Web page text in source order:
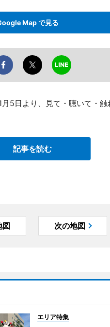
Map で見る
5日より、見て・聴いて・
記事を読む
図 次の地図
エリア特集